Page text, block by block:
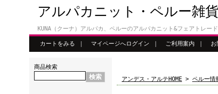
アルパカニット・ペルー雑
KUNA（クーナ）アルパカ、ペルーのアルパカニット&フェアトレー
カートをみる マイページへログイン ご利用案内 お
商品検索
アンデス・アルテHOME > ペルー情